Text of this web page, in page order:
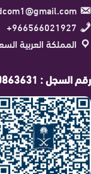
966566021927+
المملكة العربية
رقم السجل : 1010863631